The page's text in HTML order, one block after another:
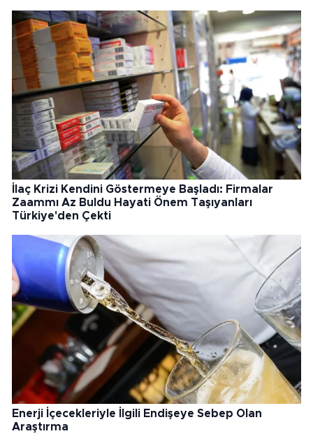
İlaç Krizi Kendini Göstermeye Başladı: Firmalar
Zaammı Az Buldu Hayati Önem Taşıyanları
Türkiye'den Çekti
Enerji İçecekleriyle İlgili Endişeye Sebep Olan
Araştırma